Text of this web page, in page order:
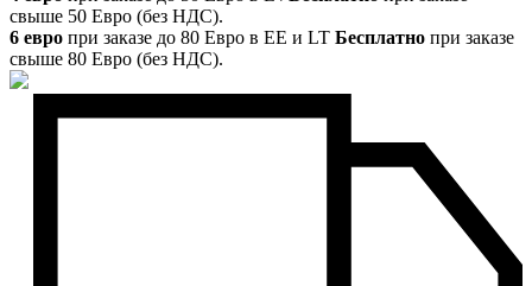
свыше 50 Евро (без НДС).
6 евро при заказе до 80 Евро в EE и LT Бесплатно при заказе
свыше 80 Евро (без НДС).